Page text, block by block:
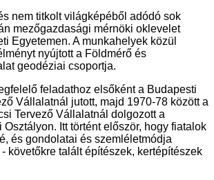
nem titkolt világképéből adódó sok
mezőgazdasági mérnöki oklevelet
Egyetemen. A munkahelyek közül
nyújtott a Földmérő és
geodéziai csoportja.
feladathoz elsőként a Budapesti
Vállalatnál jutott, majd 1970-78 között a
Tervező Vállalatnál dolgozott a
Itt történt először, hogy fiatalok
és gondolatai és szemléletmódja
követőkre talált építészek, kertépítészek